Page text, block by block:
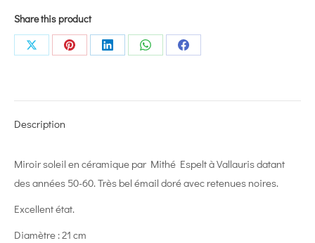
Share this product
Share
Share
Share
Share
Share
Description
Miroir soleil en céramique par Mithé Espelt à Vallauris datant
des années 50-60. Très bel émail doré avec retenues noires.
Excellent état.
Diamètre : 21 cm